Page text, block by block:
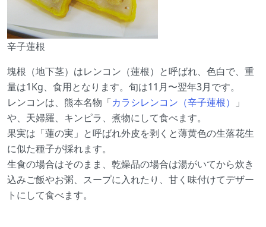
辛子蓮根
塊根（地下茎）はレンコン（蓮根）と呼ばれ、色白で、重
量は1Kg、食用となります。旬は11月〜翌年3月です。
レンコンは、熊本名物「カラシレンコン（辛子蓮根）
」
や、天婦羅、キンピラ、煮物にして食べます。
果実は「蓮の実」と呼ばれ外皮を剥くと薄黄色の生落花生
に似た種子が採れます。
生食の場合はそのまま、乾燥品の場合は湯がいてから炊き
込みご飯やお粥、スープに入れたり、甘く味付けてデザー
トにして食べます。